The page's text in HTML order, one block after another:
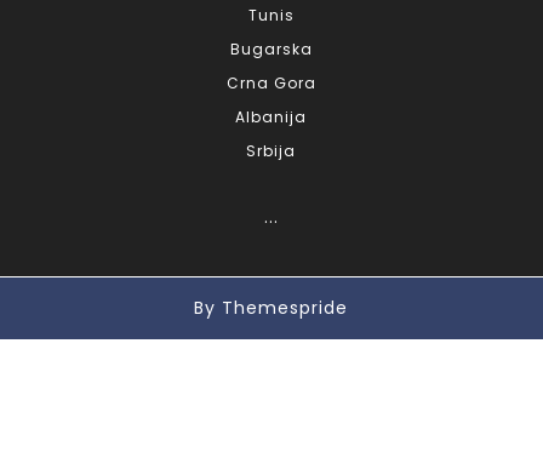
Tunis
Bugarska
Crna Gora
Albanija
Srbija
...
By Themespride